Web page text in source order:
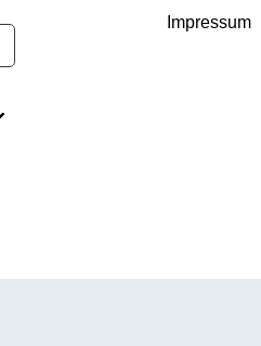
Impressum